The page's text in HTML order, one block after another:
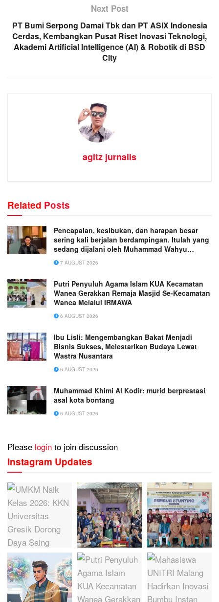
Next Post
PT Bumi Serpong Damai Tbk dan PT ASIX Indonesia
Cerdas, Kembangkan Pusat Riset Inovasi Teknologi,
Akademi Artificial Intelligence (AI) & Robotik di BSD
City
agitz jurnalis
Related Posts
Pencapaian, kesibukan, dan harapan besar
sering kali berjalan berdampingan. Itulah yang
sedang dijalani oleh Muhammad Wahyu
Wicaksana.
7 AUGUST 2026
Putri Penyuluh Agama Islam KUA Kecamatan
Wanea Gerakkan Remaja Masjid Se-Kecamatan
Wanea Melalui IRMAWA
6 AUGUST 2026
Ibu Lisli: Mengembangkan Bakat Menjadi
Bisnis Sukses, Melestarikan Budaya Lewat
Wastra Nusantara
6 AUGUST 2026
Muhammad Khimi Al Kodir: murid berprestasi
asal kota bontang
6 AUGUST 2026
Please login to join discussion
Instagram Updates